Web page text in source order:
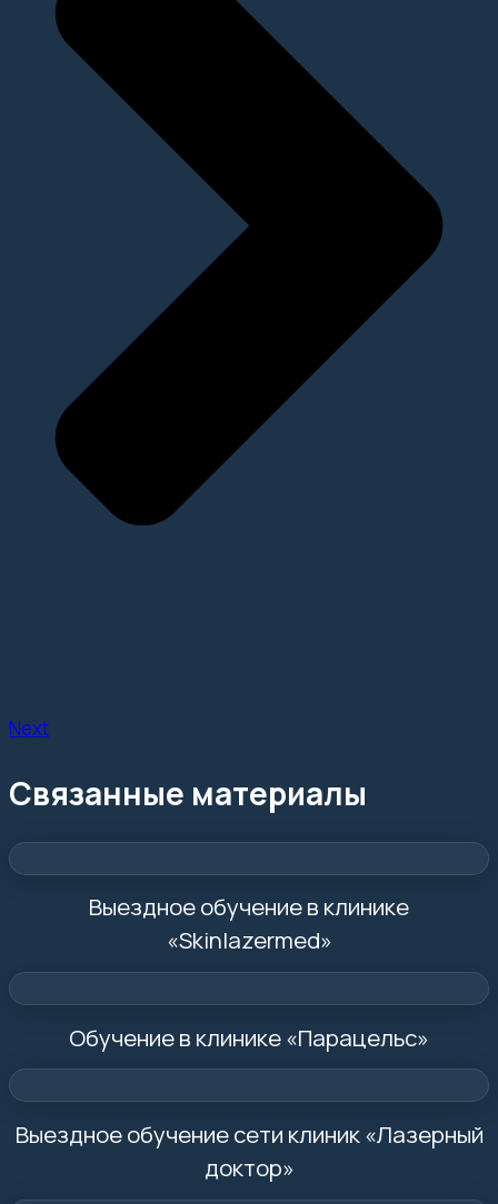
Next
Связанные материалы
Выездное обучение в клинике
«Skinlazermed»
Обучение в клинике «Парацельс»
Выездное обучение сети клиник «Лазерный
доктор»